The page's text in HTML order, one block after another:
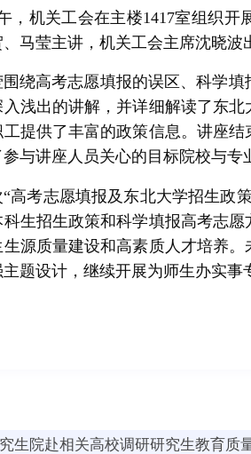
，机关工会在主楼1417室组织
马莹主讲，机关工会主席沈晓波
绕高考志愿填报的误区、科学
浅出的讲解，并详细解读了东
提供了丰富的政策信息。讲座
与讲座人员关心的目标院校与专
高考志愿填报及东北大学招生政
生招生政策和科学填报高考志
源质量建设和高素质人才培养
题设计，继续开展为师生办实事
生院赴相关高校调研研究生教育质